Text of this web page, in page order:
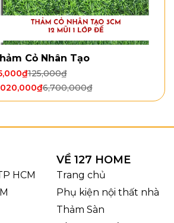
Cỏ Nhân Tạo
125,000₫
₫
6,700,000₫
₫
HCM
VỀ 127 HOME
Trang chủ
Phụ kiện nội thất nhà
Thảm Sàn